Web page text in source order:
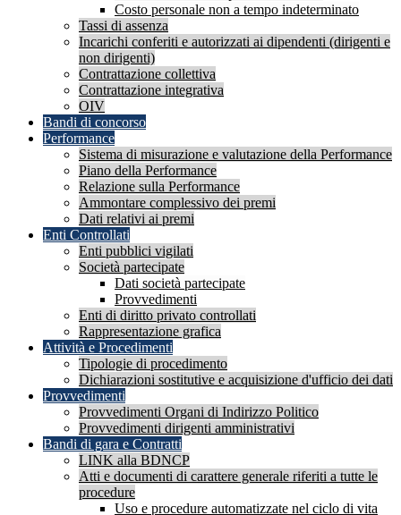
Costo personale non a tempo indeterminato
Tassi di assenza
Incarichi conferiti e autorizzati ai dipendenti (dirigenti e
non dirigenti)
Contrattazione collettiva
Contrattazione integrativa
OIV
Bandi di concorso
Performance
Sistema di misurazione e valutazione della Performance
Piano della Performance
Relazione sulla Performance
Ammontare complessivo dei premi
Dati relativi ai premi
Enti Controllati
Enti pubblici vigilati
Società partecipate
Dati società partecipate
Provvedimenti
Enti di diritto privato controllati
Rappresentazione grafica
Attività e Procedimenti
Tipologie di procedimento
Dichiarazioni sostitutive e acquisizione d'ufficio dei dati
Provvedimenti
Provvedimenti Organi di Indirizzo Politico
Provvedimenti dirigenti amministrativi
Bandi di gara e Contratti
LINK alla BDNCP
Atti e documenti di carattere generale riferiti a tutte le
procedure
Uso e procedure automatizzate nel ciclo di vita